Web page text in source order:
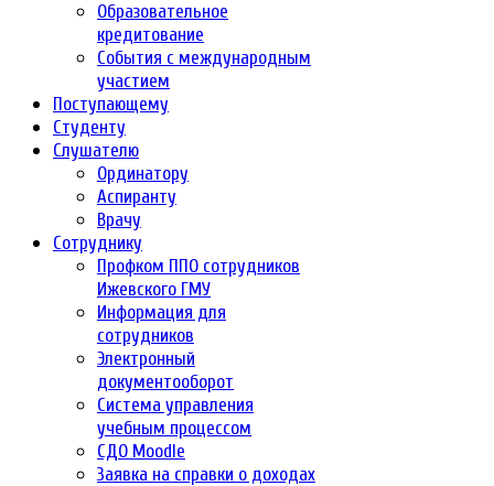
Образовательное
кредитование
События с международным
участием
Поступающему
Студенту
Слушателю
Ординатору
Аспиранту
Врачу
Сотруднику
Профком ППО сотрудников
Ижевского ГМУ
Информация для
сотрудников
Электронный
документооборот
Система управления
учебным процессом
СДО Moodle
Заявка на справки о доходах